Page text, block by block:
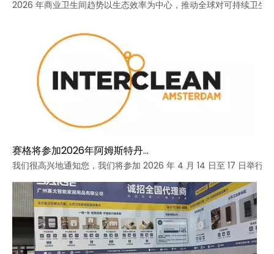
2026 年商业卫生间趋势以生态效率为中心，推动全球对可持续卫生
赛格将参加2026年阿姆斯特丹Interclean展会
我们很高兴地通知您，我们将参加 2026 年 4 月 14 日至 17 日举行